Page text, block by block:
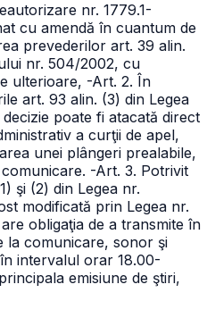
nr. 1779.1-
cu amendă în cuantum de
prevederilor art. 39 alin.
nr. 504/2002, cu
ulterioare, -Art. 2. În
art. 93 alin. (3) din Legea
poate fi atacată direct
a curţii de apel,
unei plângeri prealabile,
-Art. 3. Potrivit
şi (2) din Legea nr.
modificată prin Legea nr.
obligaţia de a transmite în
la comunicare, sonor şi
intervalul orar 18.00-
emisiune de ştiri,